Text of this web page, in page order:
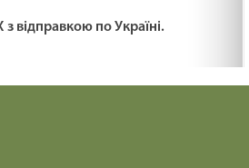
БЛАГОСЛОВІННЯ /1474/ Майтеся
відправкою по Україні.